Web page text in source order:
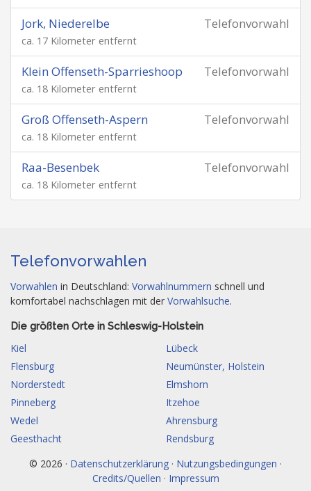
Telefonvorwahl
Jork, Niederelbe
ca. 17 Kilometer entfernt
Telefonvorwahl
Klein Offenseth-Sparrieshoop
ca. 18 Kilometer entfernt
Telefonvorwahl
Groß Offenseth-Aspern
ca. 18 Kilometer entfernt
Telefonvorwahl
Raa-Besenbek
ca. 18 Kilometer entfernt
Telefonvorwahlen
Vorwahlen in Deutschland: Vorwahlnummern schnell und
komfortabel nachschlagen mit der Vorwahlsuche.
Die größten Orte in Schleswig-Holstein
Kiel
Lübeck
Flensburg
Neumünster, Holstein
Norderstedt
Elmshorn
Pinneberg
Itzehoe
Wedel
Ahrensburg
Geesthacht
Rendsburg
© 2026 · Datenschutzerklärung · Nutzungsbedingungen ·
Credits/Quellen · Impressum